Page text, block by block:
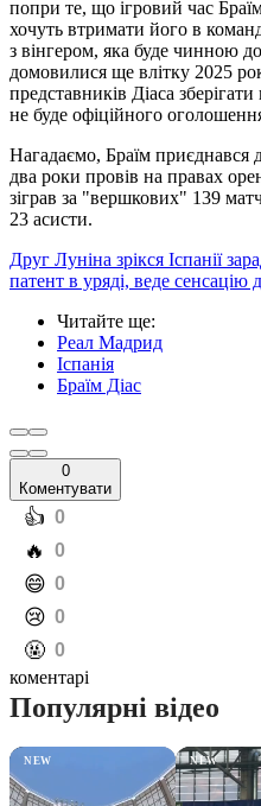
попри те, що ігровий час
хочуть втримати його в
з вінгером, яка буде чинною
домовилися ще влітку 2025
представників Діаса
не буде офіційного
Нагадаємо, Браїм приєднався
два роки провів на правах
зіграв за "вершкових" 139
23 асисти.
Друг Луніна зрікся Іспанії
патент в уряді, веде сенсацію
Читайте ще:
Реал Мадрид
Іспанія
Браїм Діас
0
Коментувати
️👍 0
️🔥 0
️😄 0
️😢 0
️🤬 0
коментарі